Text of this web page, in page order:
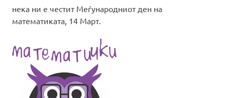
нека ни е честит Меѓународниот ден на
математиката, 14 Март.